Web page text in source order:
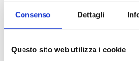
Consenso Dettagli
Questo sito web utilizza i cookie
Répondeur automatique
✓